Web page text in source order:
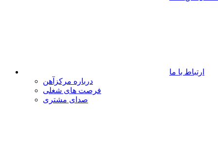
ارتباط با ما
درباره مرکزآهن
فرصت های شغلی
صدای مشتری